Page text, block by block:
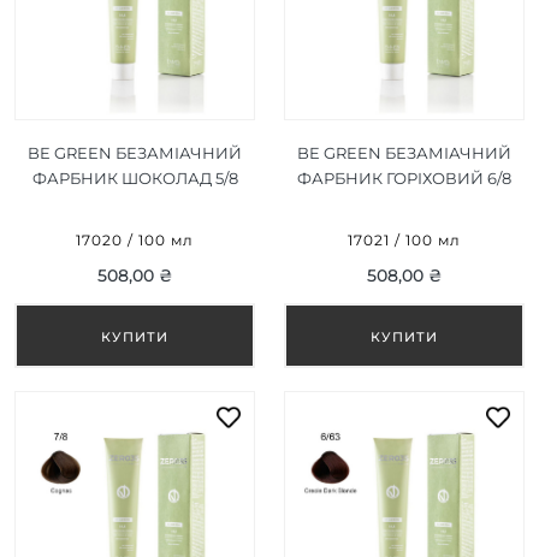
BE GREEN БЕЗАМІАЧНИЙ
ФАРБНИК ШОКОЛАД 5/8
17020 / 100 мл
508,00 ₴
BE GREEN БЕЗАМІАЧНИЙ
ФАРБНИК ГОРІХОВИЙ 6/8
17021 / 100 мл
508,00 ₴